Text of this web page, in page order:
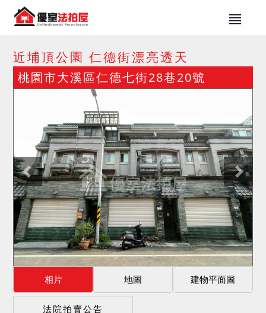
近埔頂公園 仁德街漂亮透天
桃園市大溪區仁德七街28巷20號
相片 地圖 建物平面圖
法院拍賣公告